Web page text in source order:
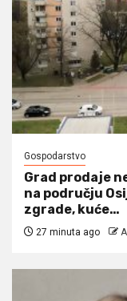
Gospodarstvo
Grad prodaje
na području
zgrade, kuće…
27 minuta ago